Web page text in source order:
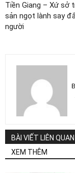
Tiền Giang – Xứ sở
sản ngọt lành say
người
BÀI VIẾT LIÊN QUAN
XEM THÊM